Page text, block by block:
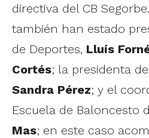
directiva del CB
también han estado
de Deportes, Lluís
Cortés; la presidenta
Sandra Pérez; y el
Escuela de Baloncesto
Mas; en este caso